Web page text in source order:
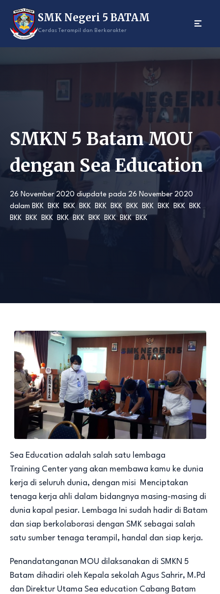
content
SMK Negeri 5 BATAM
Cerdas Terampil dan Berkarakter
SMKN 5 Batam MOU
dengan Sea Education
26 November 2020 diupdate pada 26 November 2020
dalam BKK BKK BKK BKK BKK BKK BKK BKK BKK BKK BKK
BKK BKK BKK BKK BKK BKK BKK BKK BKK
Sea Education adalah salah satu lembaga
Training Center yang akan membawa kamu ke dunia
kerja di seluruh dunia, dengan misi Menciptakan
tenaga kerja ahli dalam bidangnya masing-masing di
dunia kapal pesiar. Lembaga Ini sudah hadir di Batam
dan siap berkolaborasi dengan SMK sebagai salah
satu sumber tenaga terampil, handal dan siap kerja.
Penandatanganan MOU dilaksanakan di SMKN 5
Batam dihadiri oleh Kepala sekolah Agus Sahrir, M.Pd
dan Direktur Utama Sea education Cabang Batam